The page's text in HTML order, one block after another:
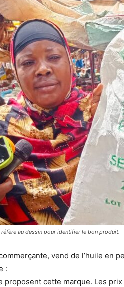
au dessin pour identifier le bon produit.
vend de l’huile en
:
proposent cette marque. Les